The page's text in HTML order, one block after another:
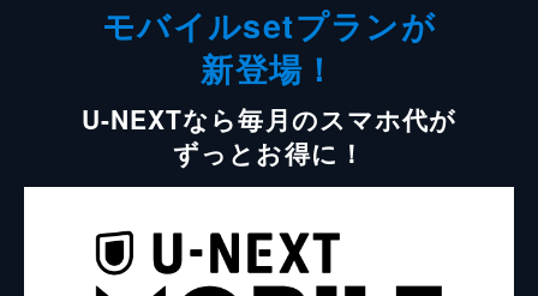
モバイルsetプランが
新登場！
U-NEXTなら毎月のスマホ代が
ずっとお得に！